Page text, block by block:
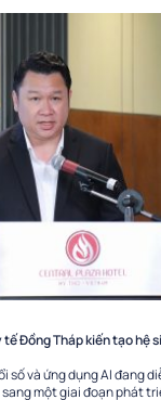
tế Đồng Tháp kiến tạo hệ
số và ứng dụng AI đang
một giai đoạn phát